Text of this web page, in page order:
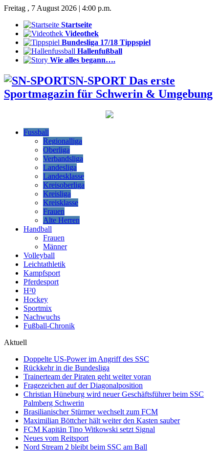
Freitag , 7 August 2026 | 4:00 p.m.
Startseite
Videothek
Bundesliga 17/18 Tippspiel
Hallenfußball
Wie alles begann….
SN-SPORT Das erste
Sportmagazin für Schwerin & Umgebung
Fussball
Regionalliga
Oberliga
Verbandsliga
Landesliga
Landesklasse
Kreisoberliga
Kreisliga
Kreisklasse
Frauen
Alte Herren
Handball
Frauen
Männer
Volleyball
Leichtathletik
Kampfsport
Pferdesport
H²0
Hockey
Sportmix
Nachwuchs
Fußball-Chronik
Aktuell
Doppelte US-Power im Angriff des SSC
Rückkehr in die Bundesliga
Trainerteam der Piraten geht weiter voran
Fragezeichen auf der Diagonalposition
Christian Hüneburg wird neuer Geschäftsführer beim SSC
Palmberg Schwerin
Brasilianischer Stürmer wechselt zum FCM
Maximilian Böttcher hält weiter den Kasten sauber
FCM Kapitän Tino Witkowski setzt Signal
Neues vom Reitsport
Nord Stream 2 bleibt beim SSC am Ball